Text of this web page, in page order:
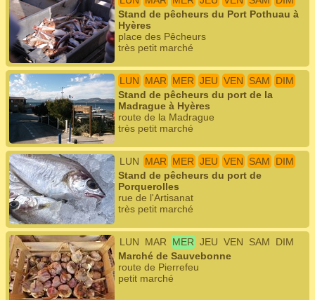
Stand de pêcheurs du Port Pothuau à
Hyères
place des Pêcheurs
très petit marché
LUN MAR MER JEU VEN SAM
DIM
Stand de pêcheurs du port de la
Madrague à Hyères
route de la Madrague
très petit marché
LUN MAR MER JEU VEN SAM
DIM
Stand de pêcheurs du port de
Porquerolles
rue de l'Artisanat
très petit marché
LUN MAR MER JEU VEN SAM
DIM
Marché de Sauvebonne
route de Pierrefeu
petit marché